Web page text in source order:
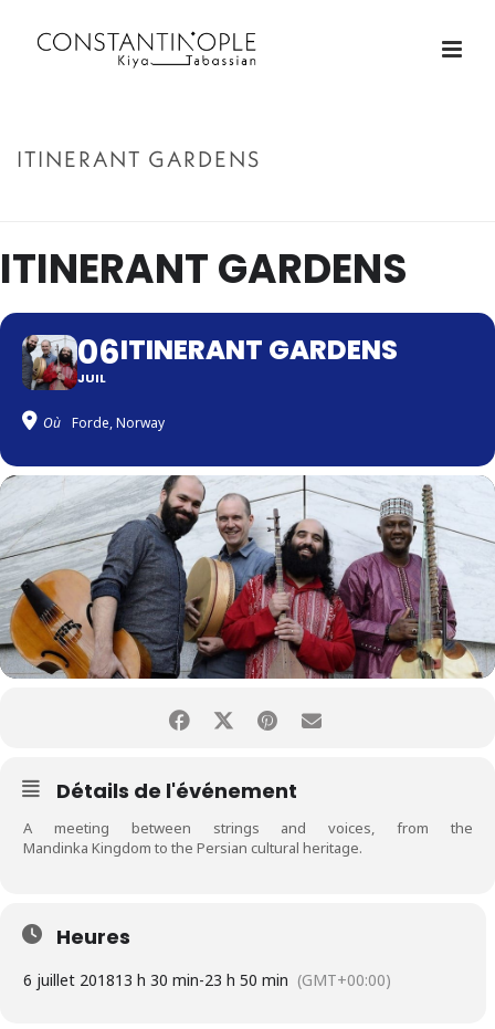
ITINERANT GARDENS
ITINERANT GARDENS
06
JUIL
ITINERANT GARDENS
Où Forde, Norway
Détails de l'événement
A meeting between strings and voices, from the
Mandinka Kingdom to the Persian cultural heritage.
Heures
6 juillet 201813 h 30 min-23 h 50 min (GMT+00:00)